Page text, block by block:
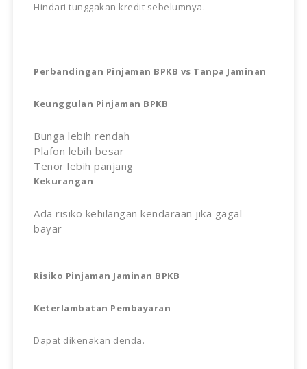
Hindari tunggakan kredit sebelumnya.
Perbandingan Pinjaman BPKB vs Tanpa Jaminan
Keunggulan Pinjaman BPKB
Bunga lebih rendah
Plafon lebih besar
Tenor lebih panjang
Kekurangan
Ada risiko kehilangan kendaraan jika gagal
bayar
Risiko Pinjaman Jaminan BPKB
Keterlambatan Pembayaran
Dapat dikenakan denda.